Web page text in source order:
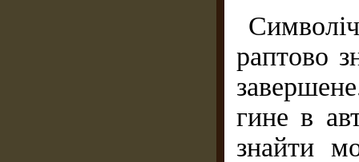
раптово
гине в
знайти